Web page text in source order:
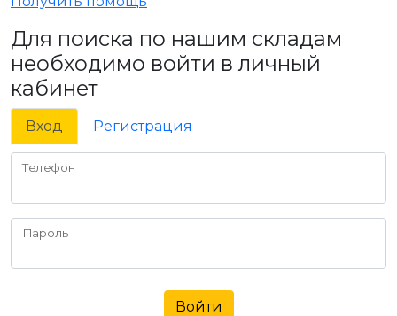
Для поиска по нашим складам
необходимо войти в личный
кабинет
Вход Регистрация
Телефон
Пароль
Войти